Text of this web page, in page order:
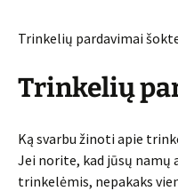
Trinkelių pardavimai
Trinkelių
Ką svarbu žinoti apie
Jei norite, kad jūsų
trinkelėmis, nepakaks